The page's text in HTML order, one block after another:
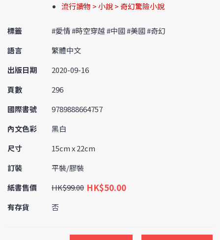
流行讀物 > 小說 > 奇幻驚險小說
標籤
#愛情 #時空穿越 #中國 #美國 #奇幻
語言
繁體中文
出版日期
2020-09-16
頁數
296
國際書號
9789888664757
內文色彩
黑白
尺寸
15cm x 22cm
訂裝
平裝/膠裝
紙書售價
HK$99.00 HK$50.00
有存貨 否